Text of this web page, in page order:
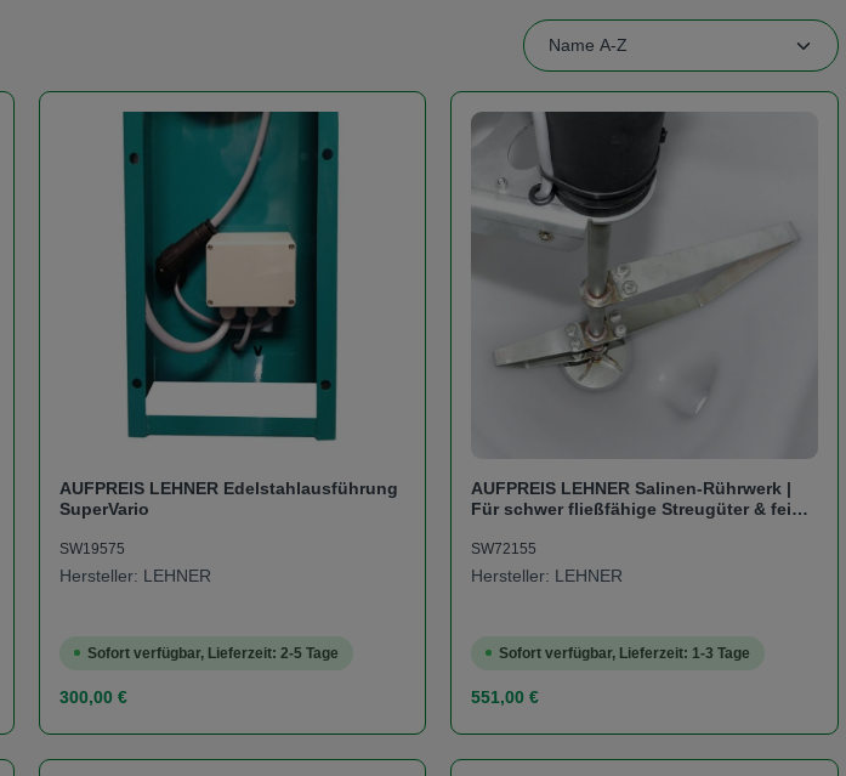
AUFPREIS LEHNER Edelstahlausführung
SuperVario
SW19575
Hersteller: LEHNER
Sofort verfügbar, Lieferzeit: 2-5 Tage
Regulärer Preis:
300,00 €
AUFPREIS LEHNER Salinen-Rührwerk |
Für schwer fließfähige Streugüter & feine
SW72155
Hersteller: LEHNER
Sofort verfügbar, Lieferzeit: 1-3 Tage
Regulärer Preis:
551,00 €